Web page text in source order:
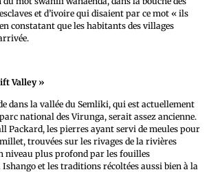
et d’ivoire qui disaient par ce mot « ils
constatant que les habitants des villages
Valley »
dans la vallée du Semliki, qui est actuellement
national des Virunga, serait assez ancienne.
Packard, les pierres ayant servi de meules pour
trouvées sur les rivages de la rivières
niveau plus profond par les fouilles
et les traditions récoltées aussi bien à la